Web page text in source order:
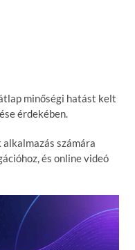
minőségi hatást kelt
érdekében.
számára
és online videó